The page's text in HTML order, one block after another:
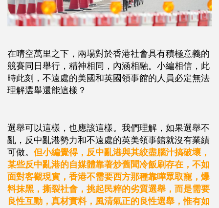
在晴空萬里之下，兩場對於香港社會具有積極意義的
競賽同日舉行，精神相同，內涵相融。小編相信，此
時此刻，不遠處的美國和英國領事館的人員必定無法
理解選舉還能這樣？
選舉可以這樣，也應該這樣。我們理解，如果選舉不
亂，反中亂港勢力和不遠處的英美領事館就沒有業績
可做。 但小編覺得，反中亂港與其絞盡腦汁搞破壞，
某些反中亂港的自媒體靠著炒舊聞冷飯刷存在，不如
面對客觀現實，香港不需要西方那種靠嘩眾取寵，爆
料抹黑，撕裂社會，挑起民粹的劣質選舉，而是需要
良性互動，真材實料，風清氣正的良性選舉，惟有如